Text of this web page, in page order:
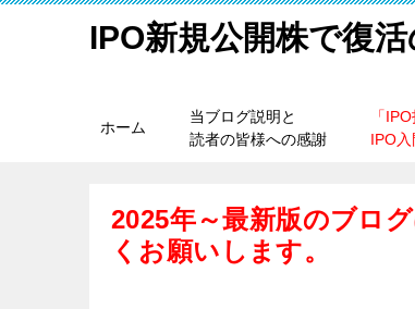
IPO新規公開株で復
ホーム
当ブログ説明と
読者の皆様への感謝
「
IPO入
2025年～最新版のブロ
くお願いします。